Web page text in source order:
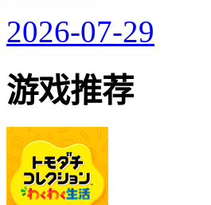
2026-07-29
游戏推荐